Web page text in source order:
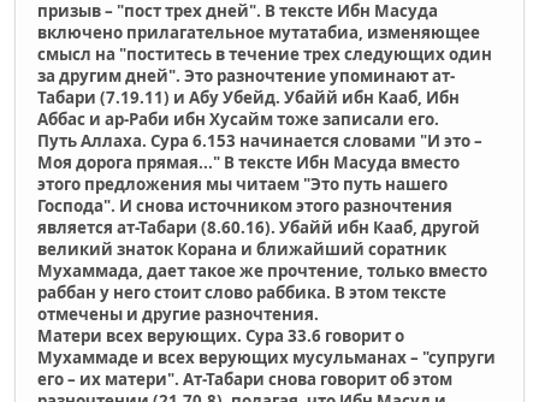
призыв – "пост трех дней". В тексте Ибн Масуда
включено прилагательное мутатабиа, изменяющее
смысл на "поститесь в течение трех следующих один
за другим дней". Это разночтение упоминают ат-
Табари (7.19.11) и Абу Убейд. Убайй ибн Kaаб, Ибн
Aббас и ар-Раби ибн Хусайм тоже записали его.
Путь Аллаха. Сура 6.153 начинается словами "И это –
Моя дорога прямая..." В тексте Ибн Масуда вместо
этого предложения мы читаем "Это путь нашего
Господа". И снова источником этого разночтения
является ат-Табари (8.60.16). Убайй ибн Кааб, другой
великий знаток Корана и ближайший соратник
Мухаммада, дает такое же прочтение, только вместо
раббан у него стоит слово раббика. В этом тексте
отмечены и другие разночтения.
Матери всех верующих. Сура 33.6 говорит о
Мухаммаде и всех верующих мусульманах – "супруги
его – их матери". Ат-Табари снова говорит об этом